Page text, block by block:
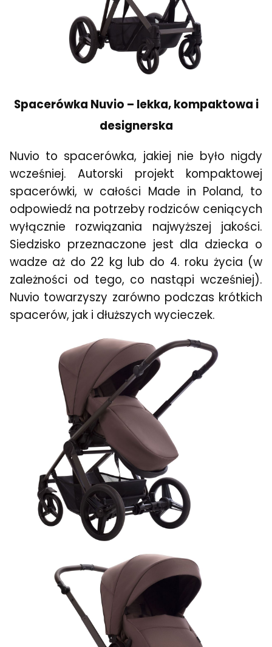
Spacerówka Nuvio – lekka, kompaktowa i
designerska
Nuvio to spacerówka, jakiej nie było nigdy
wcześniej. Autorski projekt kompaktowej
spacerówki, w całości Made in Poland, to
odpowiedź na potrzeby rodziców ceniących
wyłącznie rozwiązania najwyższej jakości.
Siedzisko przeznaczone jest dla dziecka o
wadze aż do 22 kg lub do 4. roku życia (w
zależności od tego, co nastąpi wcześniej).
Nuvio towarzyszy zarówno podczas krótkich
spacerów, jak i dłuższych wycieczek.